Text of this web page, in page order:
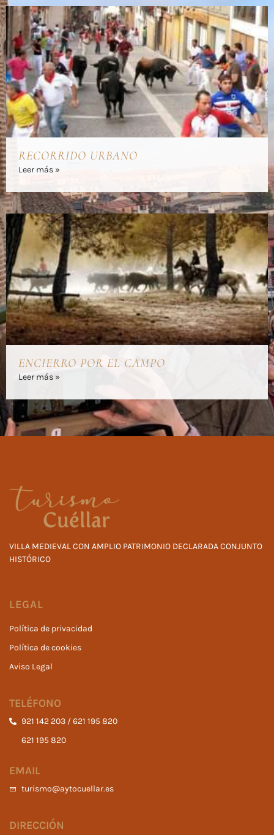
RECORRIDO URBANO
Leer más »
ENCIERRO POR EL CAMPO
Leer más »
VILLA MEDIEVAL CON AMPLIO PATRIMONIO DECLARADA CONJUNTO
HISTÓRICO
LEGAL
Política de privacidad
Política de cookies
Aviso Legal
TELÉFONO
921 142 203 / 621 195 820
621 195 820
EMAIL
turismo@aytocuellar.es
DIRECCIÓN